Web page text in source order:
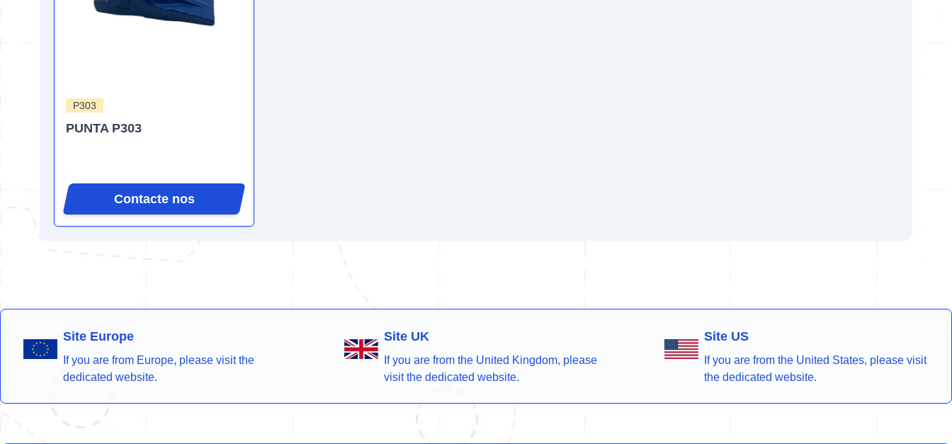
P303
PUNTA P303
Contacte nos
Site Europe
If you are from Europe, please visit the
dedicated website.
Site UK
If you are from the United Kingdom, please
visit the dedicated website.
Site US
If you are from the United States, please visit
the dedicated website.